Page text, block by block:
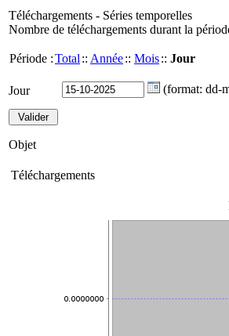
Téléchargements - Séries temporelles
Nombre de téléchargements durant la
Période :Total :: Année:: Mois:: Jour
Jour (format: dd-
Objet
Téléchargements